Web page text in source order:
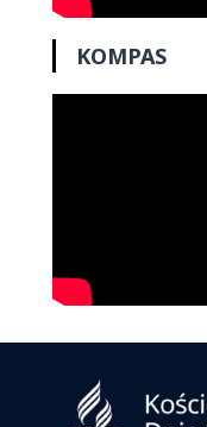
KOMPAS